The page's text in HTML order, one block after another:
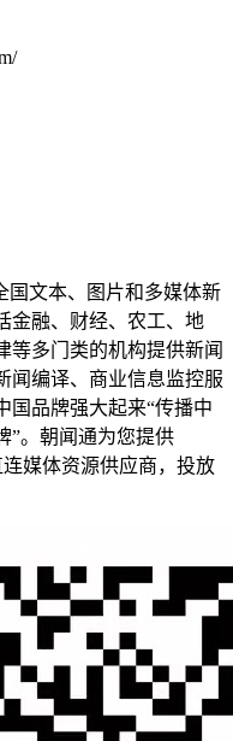
国文本、图片和多媒体新
金融、财经、农工、地
等多门类的机构提供新闻
闻编译、商业信息监控服
国品牌强大起来“传播中
”。朝闻通为您提供
连媒体资源供应商，投放